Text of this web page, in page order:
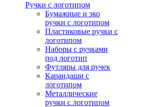
Ручки с логотипом
Бумажные и эко
ручки с логотипом
Пластиковые ручки с
логотипом
Наборы с ручками
под логотип
Футляры для ручек
Карандаши с
логотипом
Металлические
ручки с логотипом